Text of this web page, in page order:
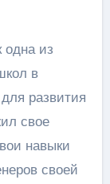
из
в
развития
свое
навыки
своей